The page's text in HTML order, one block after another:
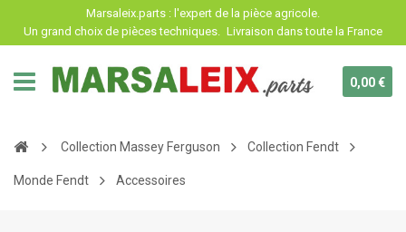
Marsaleix.parts : l'expert de la pièce agricole.
Un grand choix de pièces techniques. Livraison dans toute la France
0,00 €
Collection Massey Ferguson Collection Fendt
Monde Fendt Accessoires
Panneau de gestion des cookies